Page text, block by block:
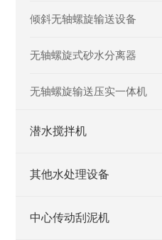
倾斜无轴螺旋输送设备
无轴螺旋式砂水分离器
无轴螺旋输送压实一体机
潜水搅拌机
其他水处理设备
中心传动刮泥机